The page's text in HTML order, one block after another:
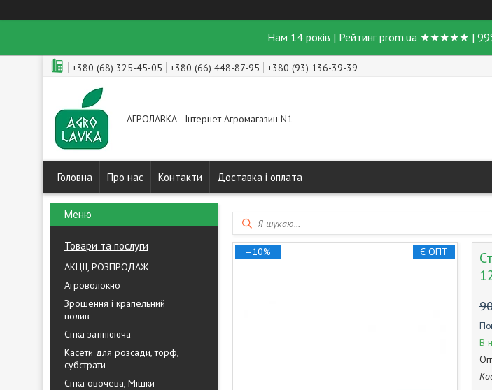
Нам 14 років | Рейтинг prom.ua ★★★★★ | 99%
+380 (68) 325-45-05 +380 (66) 448-87-95 +380 (93) 136-39-39
АГРОЛАВКА - Інтернет Агромагазин N1
Головна Про нас Контакти Доставка і оплата
Товари та послуги
АКЦІЇ, РОЗПРОДАЖ
Агроволокно
Зрошення і крапельний
полив
Сітка затінююча
Касети для розсади, торф,
субстрати
Сітка овочева, Мішки
Є ОПТ
–10%
В